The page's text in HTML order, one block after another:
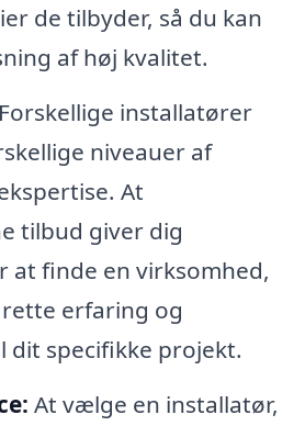
de tilbyder, så du kan
af høj kvalitet.
Forskellige installatører
niveauer af
At
tilbud giver dig
at finde en virksomhed,
erfaring og
dit specifikke projekt.
At vælge en installatør,